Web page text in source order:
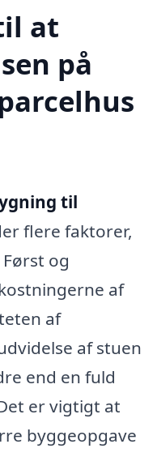
at
på
til
flere faktorer,
og
af
af
af stuen
end en fuld
er vigtigt at
byggeopgave